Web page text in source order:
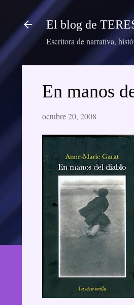
El blog de
Escritora de narrativa,
En manos
octubre 20, 2008